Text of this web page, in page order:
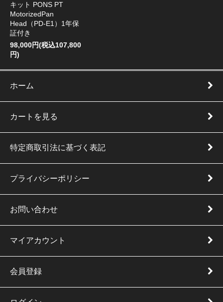
キット PONS PT
MotorizedPan
Head（PD-E1）1年保
証付き
98,000円(税込107,800
円)
ホーム
カートを見る
特定商取引法に基づく表記
プライバシーポリシー
お問い合わせ
マイアカウント
会員登録